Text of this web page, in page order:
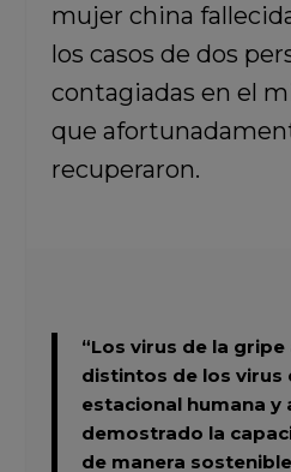
mujer china
los casos de dos
contagiadas en el
que
recuperaron.
“Los virus de la
distintos de los virus
estacional humana y
demostrado la
de manera